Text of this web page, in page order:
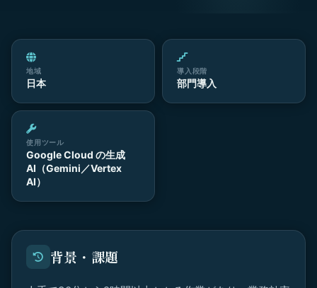
地域
日本
導入段階
部門導入
使用ツール
Google Cloud の生成
AI（Gemini／Vertex
AI）
背景・課題